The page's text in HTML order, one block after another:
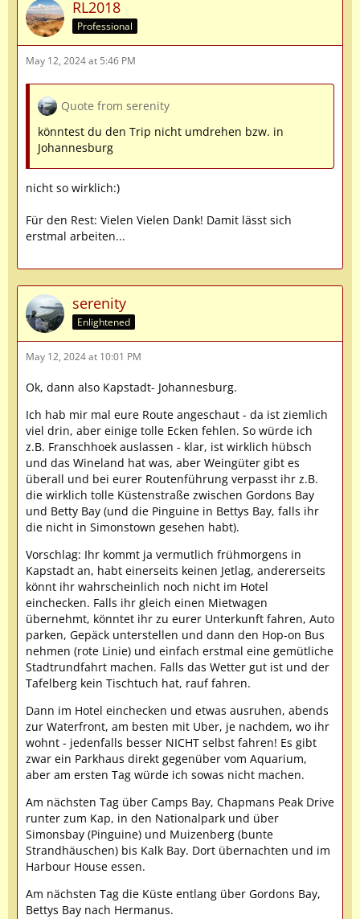
RL2018
Professional
May 12, 2024 at 5:46 PM
Quote from serenity
könntest du den Trip nicht umdrehen bzw. in
Johannesburg
nicht so wirklich:)
Für den Rest: Vielen Vielen Dank! Damit lässt sich
erstmal arbeiten...
serenity
Enlightened
May 12, 2024 at 10:01 PM
Ok, dann also Kapstadt- Johannesburg.
Ich hab mir mal eure Route angeschaut - da ist ziemlich
viel drin, aber einige tolle Ecken fehlen. So würde ich
z.B. Franschhoek auslassen - klar, ist wirklich hübsch
und das Wineland hat was, aber Weingüter gibt es
überall und bei eurer Routenführung verpasst ihr z.B.
die wirklich tolle Küstenstraße zwischen Gordons Bay
und Betty Bay (und die Pinguine in Bettys Bay, falls ihr
die nicht in Simonstown gesehen habt).
Vorschlag: Ihr kommt ja vermutlich frühmorgens in
Kapstadt an, habt einerseits keinen Jetlag, andererseits
könnt ihr wahrscheinlich noch nicht im Hotel
einchecken. Falls ihr gleich einen Mietwagen
übernehmt, könntet ihr zu eurer Unterkunft fahren, Auto
parken, Gepäck unterstellen und dann den Hop-on Bus
nehmen (rote Linie) und einfach erstmal eine gemütliche
Stadtrundfahrt machen. Falls das Wetter gut ist und der
Tafelberg kein Tischtuch hat, rauf fahren.
Dann im Hotel einchecken und etwas ausruhen, abends
zur Waterfront, am besten mit Uber, je nachdem, wo ihr
wohnt - jedenfalls besser NICHT selbst fahren! Es gibt
zwar ein Parkhaus direkt gegenüber vom Aquarium,
aber am ersten Tag würde ich sowas nicht machen.
Am nächsten Tag über Camps Bay, Chapmans Peak Drive
runter zum Kap, in den Nationalpark und über
Simonsbay (Pinguine) und Muizenberg (bunte
Strandhäuschen) bis Kalk Bay. Dort übernachten und im
Harbour House essen.
Am nächsten Tag die Küste entlang über Gordons Bay,
Bettys Bay nach Hermanus.